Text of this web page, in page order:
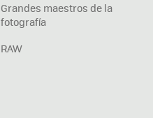
Grandes maestros de la
fotografía
RAW